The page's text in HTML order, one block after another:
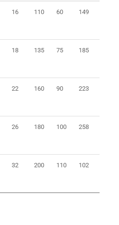
16 110 60 149
18 135 75 185
22 160 90 223
26 180 100 258
32 200 110 102